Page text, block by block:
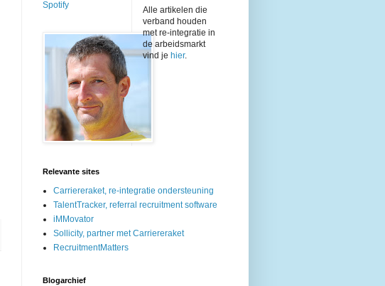
Alle artikelen die
verband houden
met re-integratie in
de arbeidsmarkt
vind je hier.
Relevante sites
Carriereraket, re-integratie ondersteuning
TalentTracker, referral recruitment software
iMMovator
Sollicity, partner met Carriereraket
RecruitmentMatters
Blogarchief